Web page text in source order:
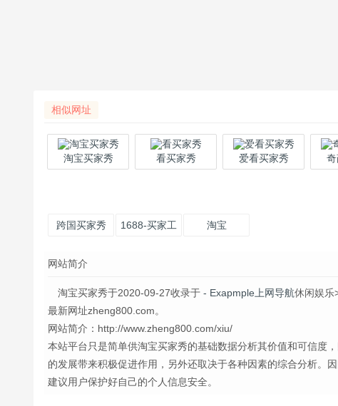
相似网址
淘宝买家秀 看买家秀 爱看买家秀
跨国买家秀
好白-福利吧
1688-买家工
淘宝
网站简介
淘宝买家秀于2020-09-27收录于 - Exapmple上网导航休闲娱乐
最新网址zheng800.com。
网站简介：http://www.zheng800.com/xiu/
本站平台只是简单供淘宝买家秀的基础数据分析其价值和可信度
的发展带来积极促进作用，另外还取决于各种因素的综合分析。
建议用户保护好自己的个人信息安全。